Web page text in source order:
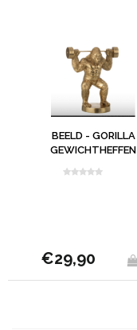
BEELD - GORILLA
GEWICHTHEFFEN
€29,90